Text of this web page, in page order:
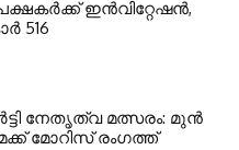
ഇന്‍വിറ്റേഷന്‍,
516
നേതൃത്വ മത്സരം: മുന്‍
മോറിസ് രംഗത്ത്